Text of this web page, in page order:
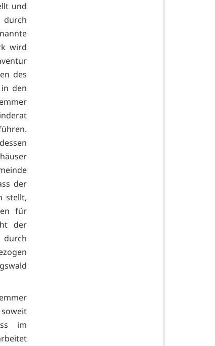
und
wird
des
den
der
stellt,
für
der
im